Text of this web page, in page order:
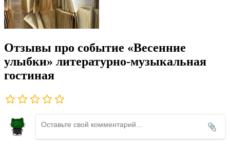
Отзывы про событие «Весенние
улыбки» литературно-музыкальная
гостиная